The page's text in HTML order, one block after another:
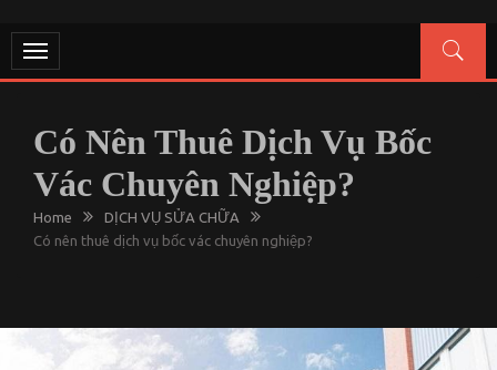
KIẾN THỨC KINH TẾ QUỐC DÂN
Toggle
navigation
Có Nên Thuê Dịch Vụ Bốc
Vác Chuyên Nghiệp?
Home
DỊCH VỤ SỬA CHỮA
Có nên thuê dịch vụ bốc vác chuyên nghiệp?